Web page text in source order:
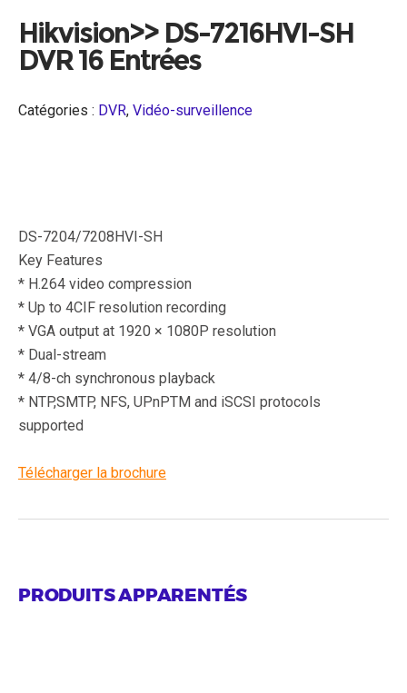
Hikvision>> DS-7216HVI-SH
DVR 16 Entrées
Catégories : DVR, Vidéo-surveillence
DS-7204/7208HVI-SH
Key Features
* H.264 video compression
* Up to 4CIF resolution recording
* VGA output at 1920 × 1080P resolution
* Dual-stream
* 4/8-ch synchronous playback
* NTP,SMTP, NFS, UPnPTM and iSCSI protocols
supported
Télécharger la brochure
PRODUITS APPARENTÉS